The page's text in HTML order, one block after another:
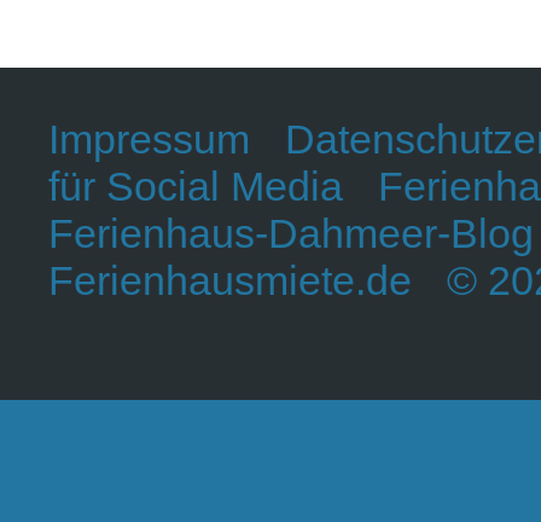
Impressum
für Social Media
Ferienhaus-Dahmeer-Blog
Ferienhausmiete.de
©